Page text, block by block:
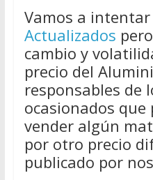
Vamos a
Actualizados
cambio y
precio del
responsables de
ocasionados
vender algún
por otro precio
publicado por